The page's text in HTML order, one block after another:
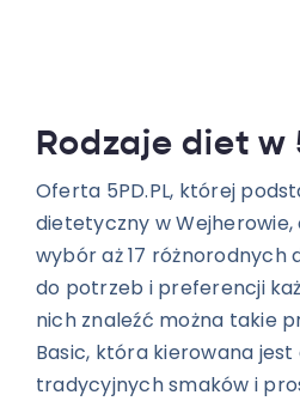
Rodzaje diet w
Oferta 5PD.PL, której
dietetyczny w Wejherowie,
wybór aż 17 różnorodnych
do potrzeb i preferencji
nich znaleźć można takie
Basic, która kierowana jest
tradycyjnych smaków i